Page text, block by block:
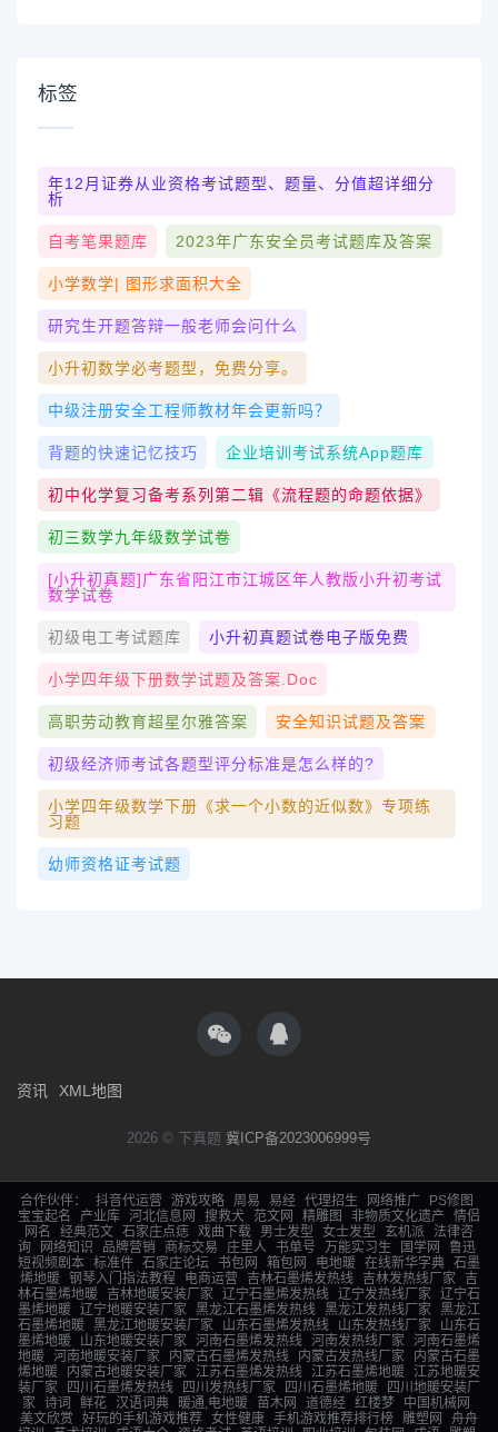
标签
年12月证券从业资格考试题型、题量、分值超详细分
析
自考笔果题库 2023年广东安全员考试题库及答案
小学数学| 图形求面积大全
研究生开题答辩一般老师会问什么
小升初数学必考题型，免费分享。
中级注册安全工程师教材年会更新吗？
背题的快速记忆技巧 企业培训考试系统app题库
初中化学复习备考系列第二辑《流程题的命题依据》
初三数学九年级数学试卷
[小升初真题]广东省阳江市江城区年人教版小升初考试
数学试卷
初级电工考试题库 小升初真题试卷电子版免费
小学四年级下册数学试题及答案.doc
高职劳动教育超星尔雅答案 安全知识试题及答案
初级经济师考试各题型评分标准是怎么样的?
小学四年级数学下册《求一个小数的近似数》专项练
习题
幼师资格证考试题
资讯 XML地图
2026 © 下真题 冀ICP备2023006999号
合作伙伴： 抖音代运营 游戏攻略 周易 易经 代理招生 网络推广
PS修图
宝宝起名
产业库 河北信息网 搜救犬 范文网 精雕图 非物质文化遗产
情侣
网名
经典范文 石家庄点痣 戏曲下载 男士发型 女士发型 玄机派
法律咨
询
网络知识 品牌营销 商标交易 庄里人 书单号 万能实习生 国学网
鲁迅
短视频剧本 标准件 石家庄论坛 书包网 箱包网 电地暖 在线新华字典 石墨
烯地暖 钢琴入门指法教程 电商运营 吉林石墨烯发热线 吉林发热线厂家
吉
林石墨烯地暖
吉林地暖安装厂家 辽宁石墨烯发热线 辽宁发热线厂家
辽宁石
墨烯地暖 辽宁地暖安装厂家 黑龙江石墨烯发热线 黑龙江发热线厂家
黑龙江
石墨烯地暖 黑龙江地暖安装厂家 山东石墨烯发热线 山东发热线厂家
山东石
墨烯地暖
山东地暖安装厂家 河南石墨烯发热线 河南发热线厂家
河南石墨烯
地暖 河南地暖安装厂家 内蒙古石墨烯发热线 内蒙古发热线厂家
内蒙古石墨
烯地暖
内蒙古地暖安装厂家 江苏石墨烯发热线 江苏石墨烯地暖
江苏地暖安
装厂家
四川石墨烯发热线 四川发热线厂家 四川石墨烯地暖
四川地暖安装厂
家
诗词 鲜花 汉语词典 暖通,电地暖 苗木网 道德经 红楼梦
中国机械网
美文欣赏
好玩的手机游戏推荐 女性健康 手机游戏推荐排行榜 雕塑网
舟舟